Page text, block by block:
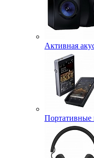
Активная
Портативные